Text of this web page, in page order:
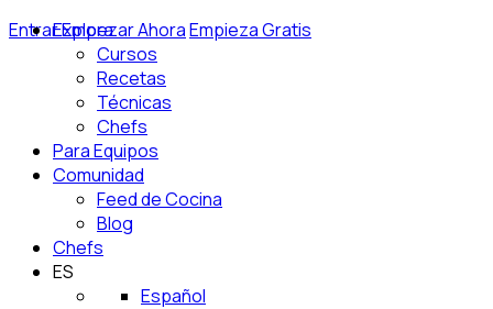
EntrarEmpezar AhoraEmpieza Gratis
Explora
Cursos
Recetas
Técnicas
Chefs
Para Equipos
Comunidad
Feed de Cocina
Blog
Chefs
ES
Español